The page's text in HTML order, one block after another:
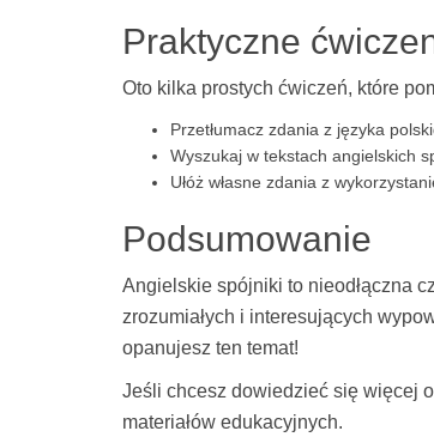
Praktyczne
Oto kilka prostych ćwiczeń, które
Przetłumacz zdania z języka
Wyszukaj w tekstach angielskich
Ułóż własne zdania z
Podsumowanie
Angielskie spójniki to nieodłączna
zrozumiałych i interesujących
opanujesz ten temat!
Jeśli chcesz dowiedzieć się więcej
materiałów edukacyjnych.